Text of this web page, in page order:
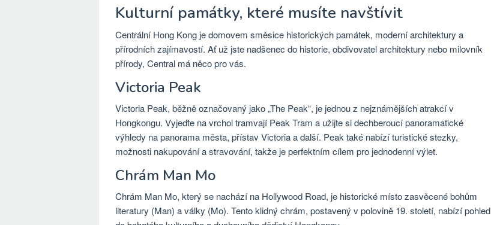
Kulturní památky, které musíte navštívit
Centrální Hong Kong je domovem směsice historických památek, moderní architektury a
přírodních zajímavostí. Ať už jste nadšenec do historie, obdivovatel architektury nebo milovník
přírody, Central má něco pro vás.
Victoria Peak
Victoria Peak, běžně označovaný jako „The Peak“, je jednou z nejznámějších atrakcí v
Hongkongu. Vyjeďte na vrchol tramvají Peak Tram a užijte si dechberoucí panoramatické
výhledy na panorama města, přístav Victoria a další. Peak také nabízí turistické stezky,
možnosti nakupování a stravování, takže je perfektním cílem pro jednodenní výlet.
Chrám Man Mo
Chrám Man Mo, který se nachází na Hollywood Road, je historické místo zasvěcené bohům
literatury (Man) a války (Mo). Tento klidný chrám, postavený v polovině 19. století, nabízí pohled